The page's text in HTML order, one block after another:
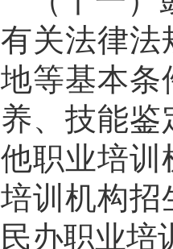
有关法律法
地等基本条
养、技能
他职业培训
培训机构招
民办职业培